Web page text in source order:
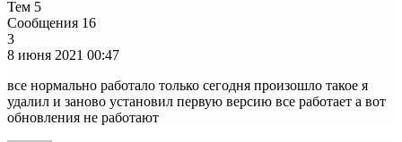
Тем 5
Сообщения 16
3
8 июня 2021 00:47
все нормально работало только сегодня произошло такое я
удалил и заново установил первую версию все работает а вот
обновления не работают